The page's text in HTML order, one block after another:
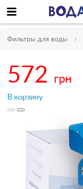
Фильтры для воды
572 грн
В корзину